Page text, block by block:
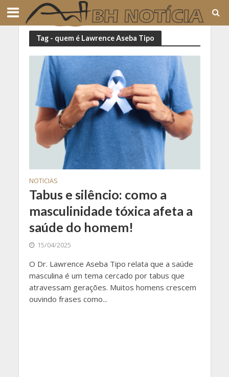
Tag - quem é Lawrence Aseba Tipo
NOTICIAS
Tabus e silêncio: como a
masculinidade tóxica afeta a
saúde do homem!
15/04/2025
O Dr. Lawrence Aseba Tipo relata que a saúde
masculina é um tema cercado por tabus que
atravessam gerações. Muitos homens crescem
ouvindo frases como...